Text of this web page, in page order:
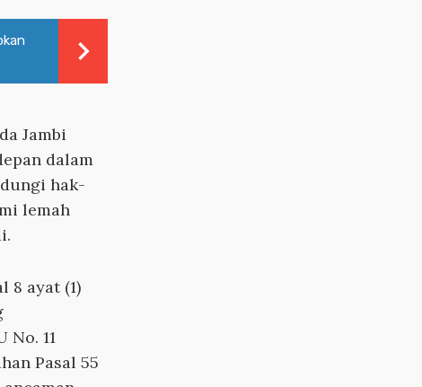
Jambi
dalam
hak-
lemah
8 ayat (1)
No. 11
Pasal 55